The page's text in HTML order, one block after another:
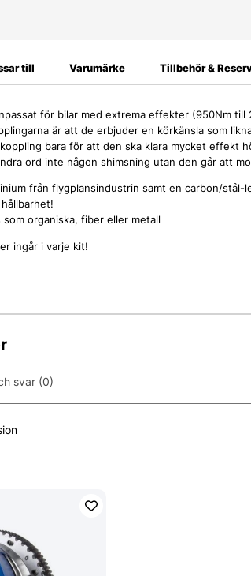
för bilar med extrema effekter (950Nm till
är att de erbjuder en körkänsla som
bara för att den ska klara mycket effekt
ord inte någon shimsning utan den går att
från flygplansindustrin samt en carbon/
organiska, fiber eller metall
ingår i varje kit!
till Varumärke Tillbehör &
svar (0)